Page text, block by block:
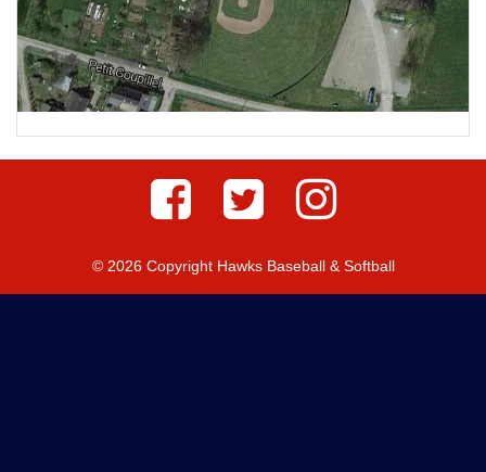
© 2026 Copyright Hawks Baseball & Softball